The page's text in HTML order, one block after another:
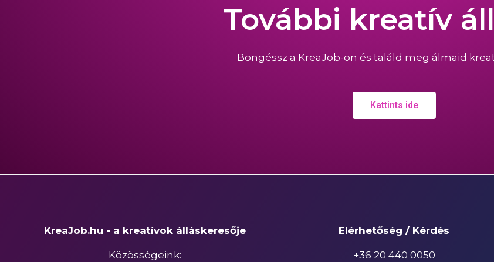
További kreatív
Böngéssz a KreaJob-on és találd meg álmaid
Kattints ide
KreaJob.hu - a kreatívok álláskeresője
Közösségeink:
Elérhetőség / Kérdés
+36 20 440 0050